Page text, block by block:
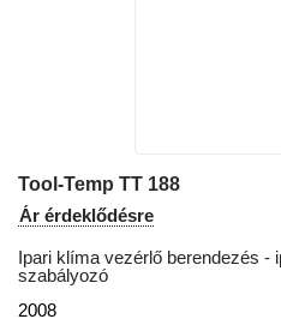
Tool-Temp TT 188
Ár érdeklődésre
Ipari klíma vezérlő berendezés -
szabályozó
2008